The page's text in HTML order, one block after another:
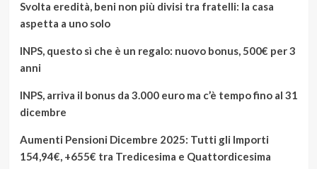
Svolta eredità, beni non più divisi tra fratelli: la casa
aspetta a uno solo
INPS, questo sì che è un regalo: nuovo bonus, 500€ per 3
anni
INPS, arriva il bonus da 3.000 euro ma c’è tempo fino al 31
dicembre
Aumenti Pensioni Dicembre 2025: Tutti gli Importi
154,94€, +655€ tra Tredicesima e Quattordicesima